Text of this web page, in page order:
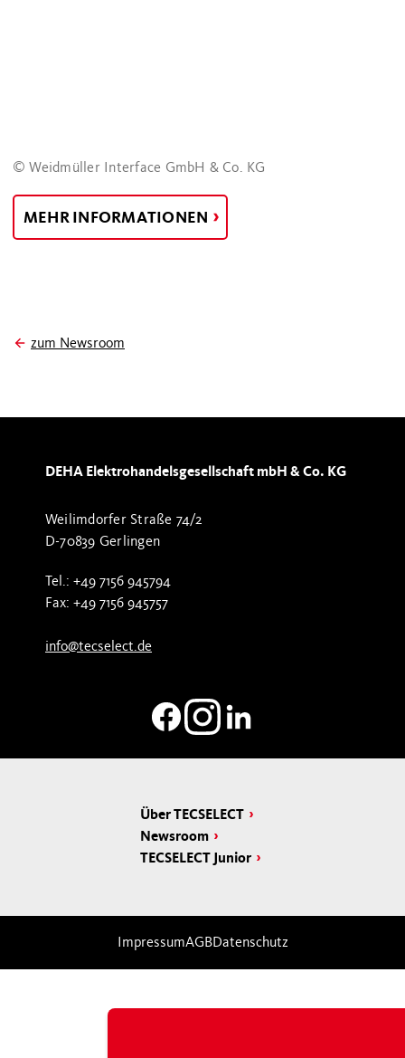
© Weidmüller Interface GmbH & Co. KG
MEHR INFORMATIONEN
zum Newsroom
DEHA Elektrohandelsgesellschaft mbH & Co. KG
Weilimdorfer Straße 74/2
D-70839 Gerlingen
Tel.: +49 7156 945794
Fax: +49 7156 945757
info@tecselect.de
Über TECSELECT
Newsroom
TECSELECT Junior
ImpressumAGBDatenschutz